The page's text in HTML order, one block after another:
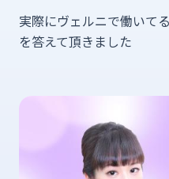
実際にヴェルニで働いて
を答えて頂きました